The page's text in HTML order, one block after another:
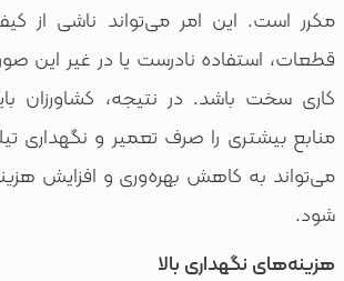
امر می‌تواند ناشی از کیفیت پایین
نادرست یا در غیر این صورت، شرایط
در نتیجه، کشاورزان باید زمان و
را صرف تعمیر و نگهداری تیلر کنند که
کاهش بهره‌وری و افزایش هزینه‌ها منجر
بالا